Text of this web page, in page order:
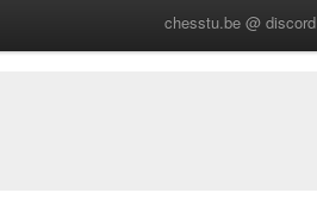
chesstu.be @ discord